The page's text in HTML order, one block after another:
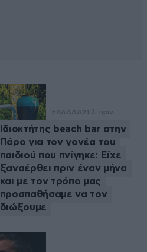
ΕΛΛΑΔΑ21 λ. πριν
Ιδιοκτήτης beach bar στην
Πάρο για τον γονέα του
παιδιού που πνίγηκε: Είχε
ξαναέρθει πριν έναν μήνα
και με τον τρόπο μας
προσπαθήσαμε να τον
διώξουμε